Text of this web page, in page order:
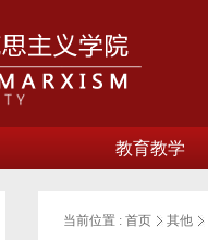
教育教学
当前位置 : 首页 其他